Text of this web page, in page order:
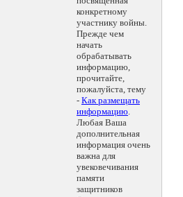
конкретному
участнику войны.
Прежде чем
начать
обрабатывать
информацию,
прочитайте,
пожалуйста, тему
- Как размещать
информацию.
Любая Ваша
дополнительная
информация очень
важна для
увековечивания
памяти
защитников